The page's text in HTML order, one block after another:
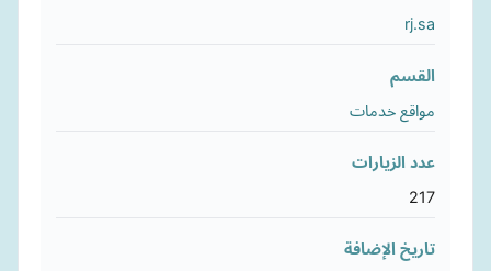
rj.sa
القسم
مواقع خدمات
عدد الزيارات
217
تاريخ الإضافة